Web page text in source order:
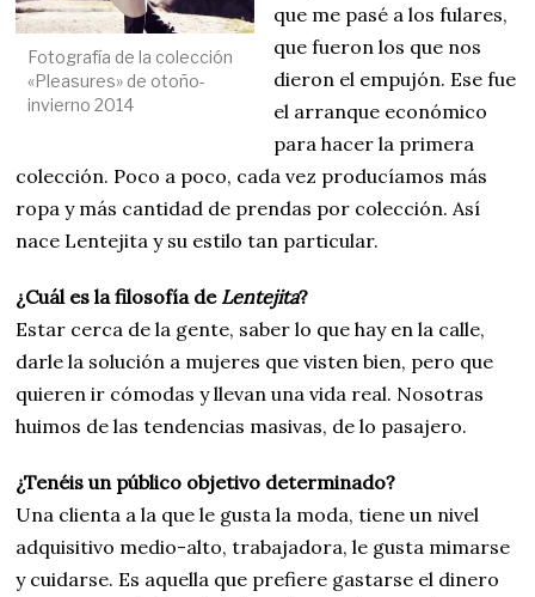
Fotografía de la colección
«Pleasures» de otoño-
invierno 2014
que me pasé a los fulares,
que fueron los que nos
dieron el empujón. Ese fue
el arranque económico
para hacer la primera
colección. Poco a poco, cada vez producíamos más
ropa y más cantidad de prendas por colección. Así
nace Lentejita y su estilo tan particular.
¿Cuál es la filosofía de Lentejita?
Estar cerca de la gente, saber lo que hay en la calle,
darle la solución a mujeres que visten bien, pero que
quieren ir cómodas y llevan una vida real. Nosotras
huimos de las tendencias masivas, de lo pasajero.
¿Tenéis un público objetivo determinado?
Una clienta a la que le gusta la moda, tiene un nivel
adquisitivo medio-alto, trabajadora, le gusta mimarse
y cuidarse. Es aquella que prefiere gastarse el dinero